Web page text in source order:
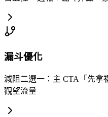
漏斗優化
減阻二選一：主 CTA「先拿
觀望流量